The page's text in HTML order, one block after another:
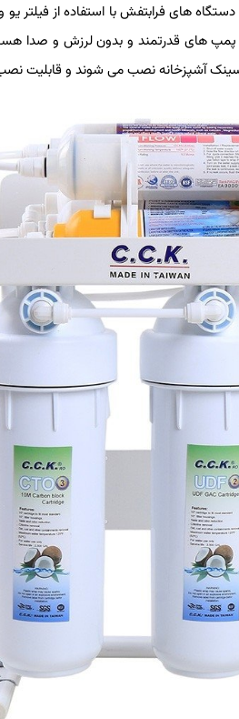
پمپ های قدرتمند و بدون لرزش و صدا
آشپزخانه نصب می شوند و قابلیت نصب